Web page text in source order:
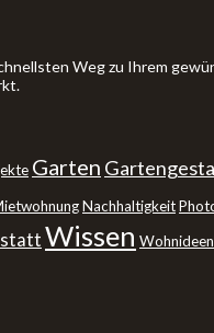
Weg zu Ihrem
Garten
Nachhaltigkeit
Wissen Wohnideen